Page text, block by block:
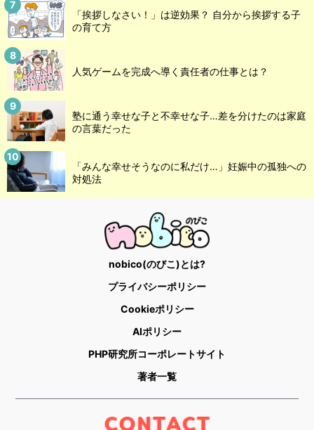
「挨拶しなさい！」は逆効果？ 自分から挨拶する子
の育て方
人気ゲームを完成へ導く責任者の仕事とは？
塾に通う幸せな子と不幸せな子…差を分けたのは家庭
の言葉だった
「みんな幸せそうなのに私だけ…」妊娠中の孤独への
対処法
nobico(のびこ)とは?
プライバシーポリシー
Cookieポリシー
AIポリシー
PHP研究所コーポレートサイト
著者一覧